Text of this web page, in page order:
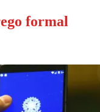
formal